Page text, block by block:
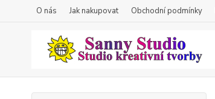
O nás Jak nakupovat Obchodní podmínky